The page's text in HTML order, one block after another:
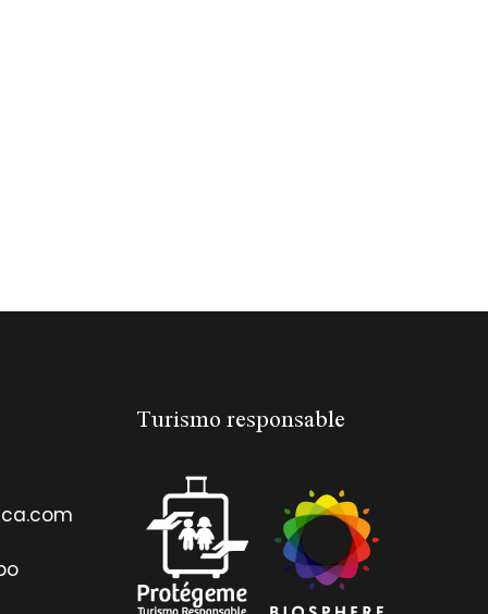
Turismo responsable